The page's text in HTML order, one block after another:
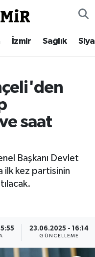
İzmir Sağlık
saat
Başkanı Devlet
ilk kez partisinin
23.06.2025 - 16:14
GÜNCELLEME
Fikstür